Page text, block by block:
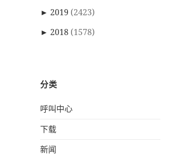
► 2019 (2423)
► 2018 (1578)
分类
呼叫中心
下载
新闻